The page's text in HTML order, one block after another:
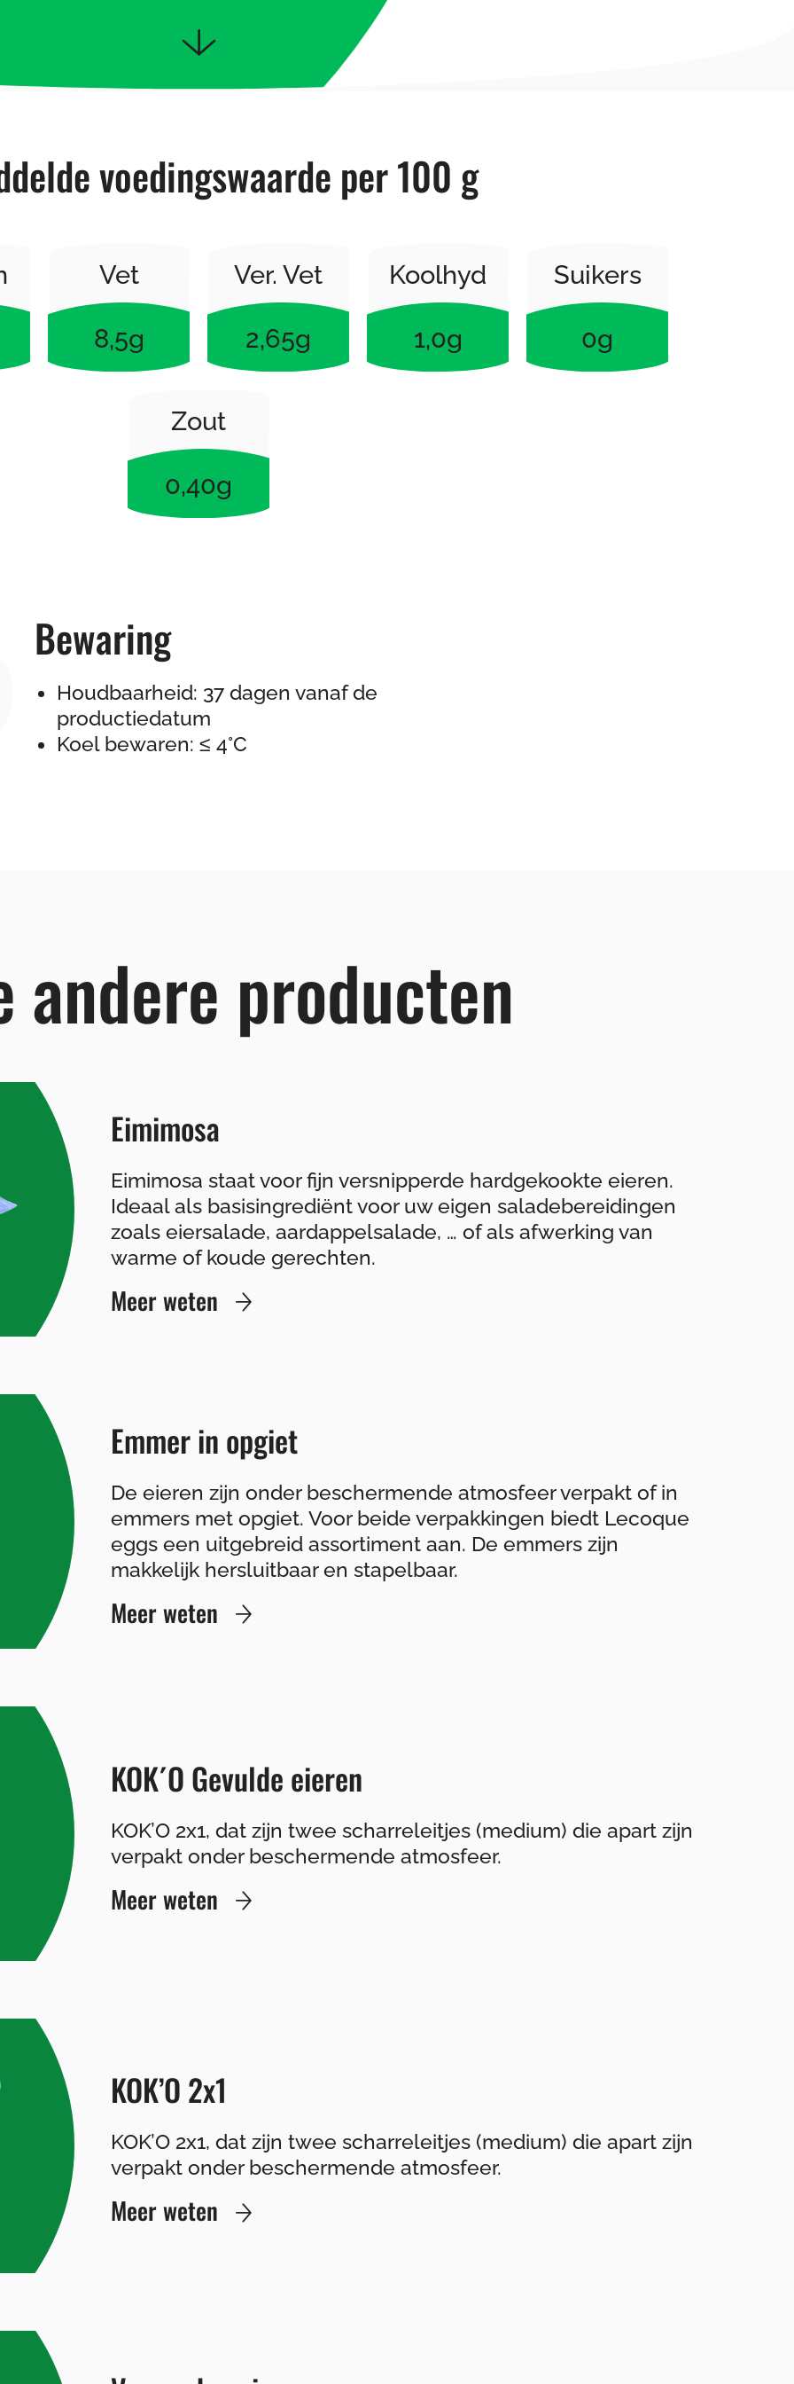
voedingswaarde per 100 g
Vet
8,5g
Ver. Vet
2,65g
Koolhyd
1,0g
Suikers
0g
Zout
0,40g
Bewaring
Houdbaarheid: 37 dagen vanaf de
productiedatum
Koel bewaren: ≤ 4°C
Eimimosa
Eimimosa staat voor fijn versnipperde hardgekookte eieren.
Ideaal als basisingrediënt voor uw eigen saladebereidingen
zoals eiersalade, aardappelsalade, … of als afwerking van
warme of koude gerechten.
Meer weten
Emmer in opgiet
De eieren zijn onder beschermende atmosfeer verpakt of in
emmers met opgiet. Voor beide verpakkingen biedt Lecoque
eggs een uitgebreid assortiment aan. De emmers zijn
makkelijk hersluitbaar en stapelbaar.
Meer weten
KOK´O Gevulde eieren
KOK’O 2x1, dat zijn twee scharreleitjes (medium) die apart zijn
verpakt onder beschermende atmosfeer.
Meer weten
KOK’O 2x1
KOK’O 2x1, dat zijn twee scharreleitjes (medium) die apart zijn
verpakt onder beschermende atmosfeer.
Meer weten
andere producten